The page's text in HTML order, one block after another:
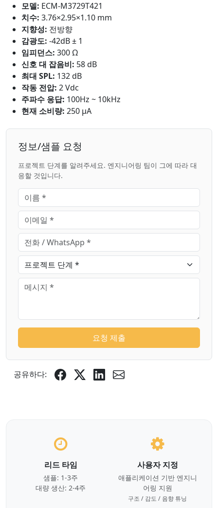
모델: ECM-M3729T421
치수: 3.76×2.95×1.10 mm
지향성: 전방향
감광도: -42dB ± 1
임피던스: 300 Ω
신호 대 잡음비: 58 dB
최대 SPL: 132 dB
작동 전압: 2 Vdc
주파수 응답: 100Hz ~ 10kHz
현재 소비량: 250 μA
정보/샘플 요청
프로젝트 단계를 알려주세요. 엔지니어링 팀이 그에 따라 대
응할 것입니다.
요청 제출
공유하다:
리드 타임
샘플: 1-3주
대량 생산: 2-4주
사용자 지정
애플리케이션 기반 엔지니
어링 지원
구조 / 감도 / 음향 튜닝